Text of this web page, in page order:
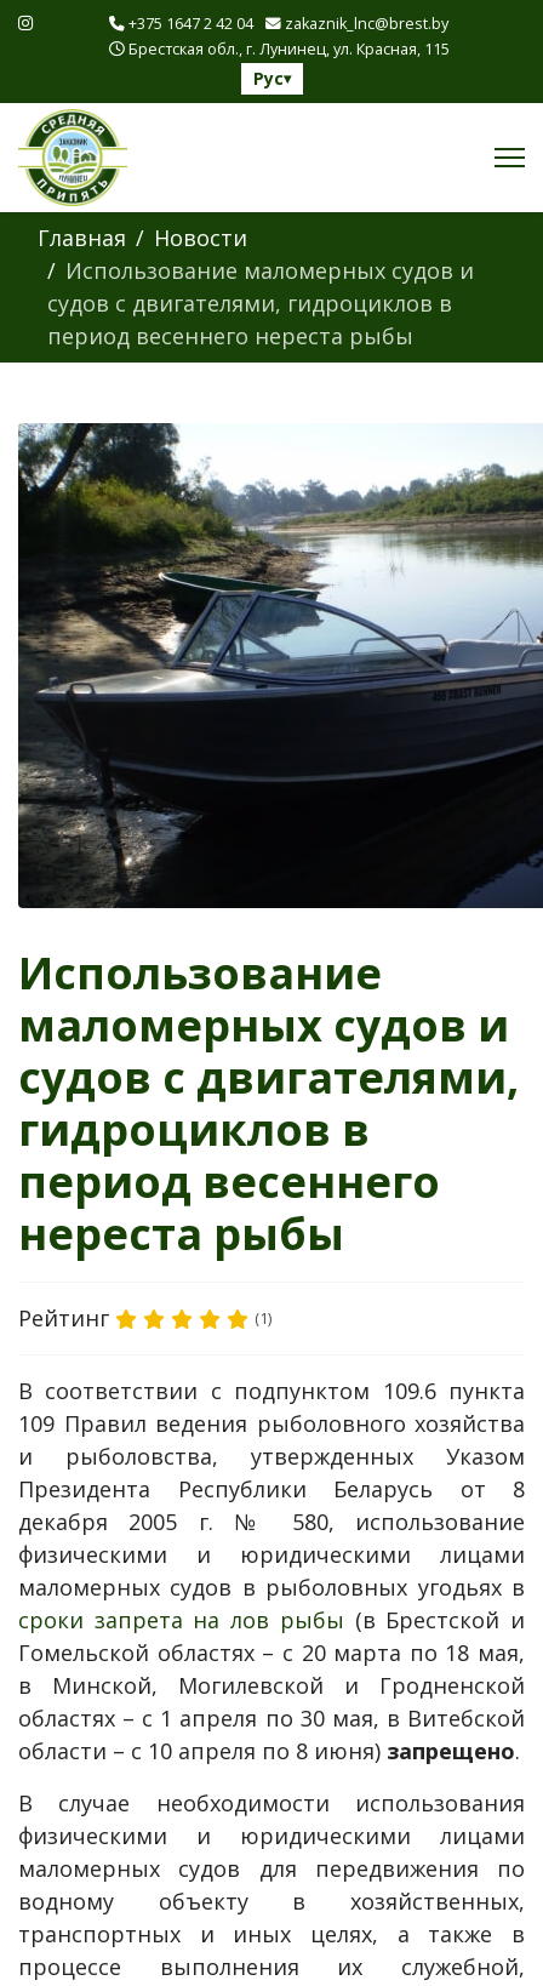
+375 1647 2 42 04
zakaznik_lnc@brest.by
Брестская обл., г. Лунинец, ул. Красная, 115
Рус▾
Главная
Новости
Использование маломерных судов и
судов с двигателями, гидроциклов в
период весеннего нереста рыбы
Использование
маломерных судов и
судов с двигателями,
гидроциклов в
период весеннего
нереста рыбы
Рейтинг (1)
В соответствии с подпунктом 109.6 пункта
109 Правил ведения рыболовного хозяйства
и рыболовства, утвержденных Указом
Президента Республики Беларусь от 8
декабря 2005 г. № 580, использование
физическими и юридическими лицами
маломерных судов в рыболовных угодьях в
сроки запрета на лов рыбы (в Брестской и
Гомельской областях – с 20 марта по 18 мая,
в Минской, Могилевской и Гродненской
областях – с 1 апреля по 30 мая, в Витебской
области – с 10 апреля по 8 июня) запрещено.
В случае необходимости использования
физическими и юридическими лицами
маломерных судов для передвижения по
водному объекту в хозяйственных,
транспортных и иных целях, а также в
процессе выполнения их служебной,